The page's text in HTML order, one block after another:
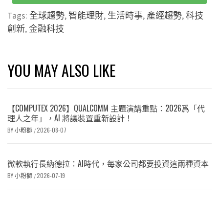
Tags: 全球趨勢, 智能理財, 生活時事, 產經趨勢,科技
創新,金融科技
YOU MAY ALSO LIKE
【COMPUTEX 2026】QUALCOMM 主題演講重點：2026爲「代
理人之年」，AI 將讓裝置重新設計！
BY小粉獅 /2026-08-07
微軟執行長納德拉：AI時代，每家公司都要投資這兩種資本
BY小粉獅 /2026-07-19